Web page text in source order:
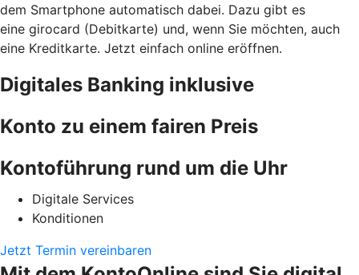
dem Smartphone automatisch dabei. Dazu gibt es
eine girocard (Debitkarte) und, wenn Sie möchten, auch
eine Kreditkarte. Jetzt einfach online eröffnen.
Digitales Banking inklusive
Konto zu einem fairen Preis
Kontoführung rund um die Uhr
Digitale Services
Konditionen
Jetzt Termin vereinbaren